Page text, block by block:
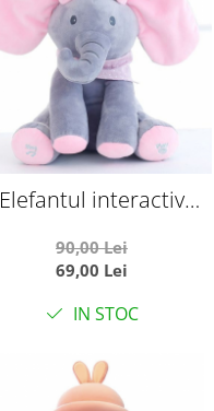
Elefantul interactiv
romana
90,00 Lei
69,00 Lei
IN STOC